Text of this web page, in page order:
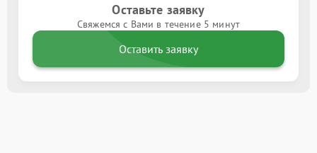
Оставьте заявку
Свяжемся с Вами в течение 5 минут
Оставить заявку